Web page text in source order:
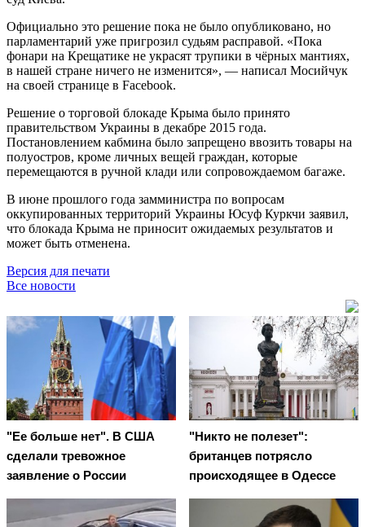
Официально это решение пока не было опубликовано, но
парламентарий уже пригрозил судьям расправой. «Пока
фонари на Крещатике не украсят трупики в чёрных мантиях,
в нашей стране ничего не изменится», — написал Мосийчук
на своей странице в Facebook.
Решение о торговой блокаде Крыма было принято
правительством Украины в декабре 2015 года.
Постановлением кабмина было запрещено ввозить товары на
полуостров, кроме личных вещей граждан, которые
перемещаются в ручной клади или сопровождаемом багаже.
В июне прошлого года замминистра по вопросам
оккупированных территорий Украины Юсуф Куркчи заявил,
что блокада Крыма не приносит ожидаемых результатов и
может быть отменена.
Версия для печати
Все новости
"Ее больше нет". В США
сделали тревожное
заявление о России
"Никто не полезет":
британцев потрясло
происходящее в Одессе